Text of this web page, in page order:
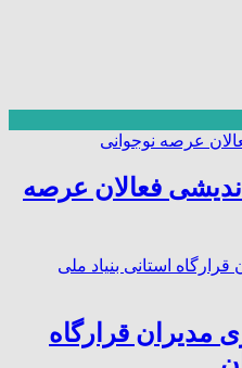
فعالان عرصه
مدیران قرارگاه